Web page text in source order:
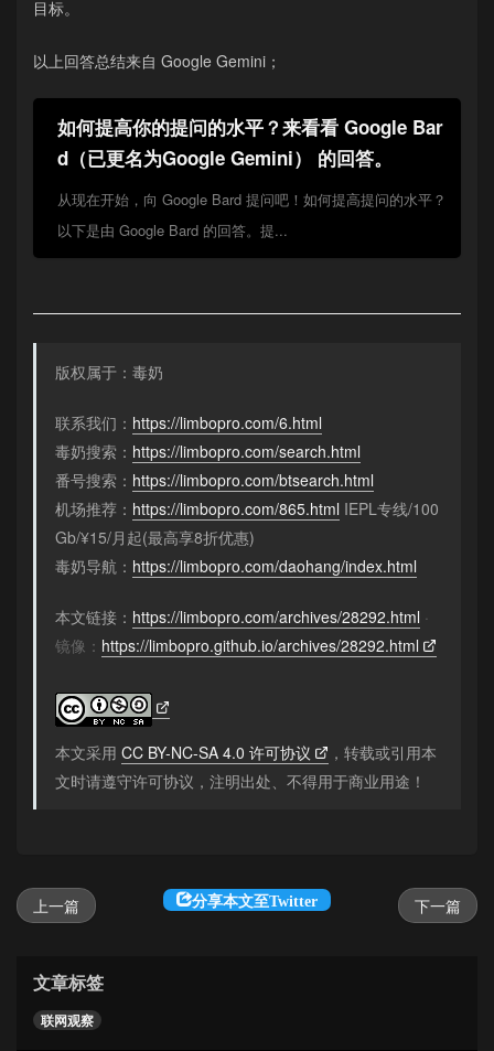
目标。
以上回答总结来自 Google Gemini；
如何提高你的提问的水平？来看看 Google Bar
d（已更名为Google Gemini） 的回答。
从现在开始，向 Google Bard 提问吧！如何提高提问的水平？
以下是由 Google Bard 的回答。提...
版权属于：毒奶
联系我们： https://limbopro.com/6.html
毒奶搜索： https://limbopro.com/search.html
番号搜索： https://limbopro.com/btsearch.html
机场推荐： https://limbopro.com/865.html IEPL专线/100
Gb/¥15/月起(最高享8折优惠)
毒奶导航： https://limbopro.com/daohang/index.html
本文链接： https://limbopro.com/archives/28292.html ·
镜像： https://limbopro.github.io/archives/28292.html
本文采用 CC BY-NC-SA 4.0 许可协议
，转载或引用本
文时请遵守许可协议，注明出处、不得用于商业用途！
下一篇
分享本文至Twitter
上一篇
文章标签
联网观察